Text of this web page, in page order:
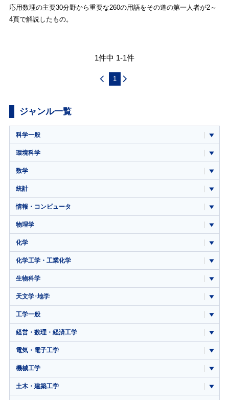
応用数理の主要30分野から重要な260の用語をその道の第一人者が2～
4頁で解説したもの。
1件中 1-1件
1
ジャンル一覧
科学一般
環境科学
数学
統計
情報・コンピュータ
物理学
化学
化学工学・工業化学
生物科学
天文学･地学
工学一般
経営・数理・経済工学
電気・電子工学
機械工学
土木・建築工学